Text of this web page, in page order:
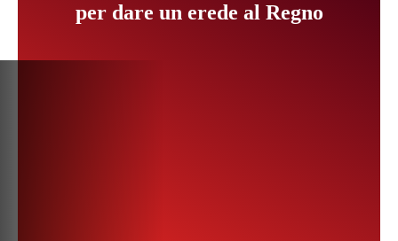
per dare un erede al Regno